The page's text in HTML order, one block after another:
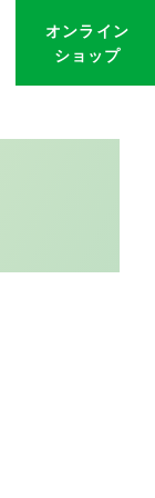
オンライン
ショップ